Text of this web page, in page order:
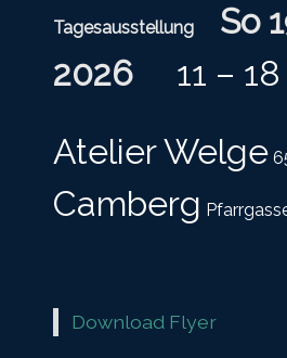
Tagesausstellung So
2026 11 – 18
Atelier Welge
Camberg
Download Flyer